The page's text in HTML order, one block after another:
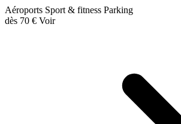
Aéroports Sport & fitness Parking
dès 70 € Voir